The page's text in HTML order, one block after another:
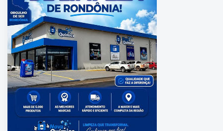
discussão
em
Porto
Velho
PUBLICADO
EM:
julho
06,
2026